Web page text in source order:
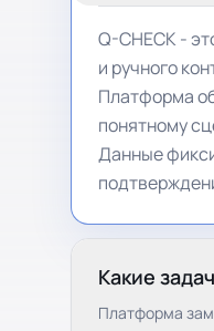
Q-CHECK -
и ручного
Платформа
понятному
Данные
Какие
Платформа